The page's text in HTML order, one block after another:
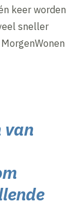
keer worden
sneller
van